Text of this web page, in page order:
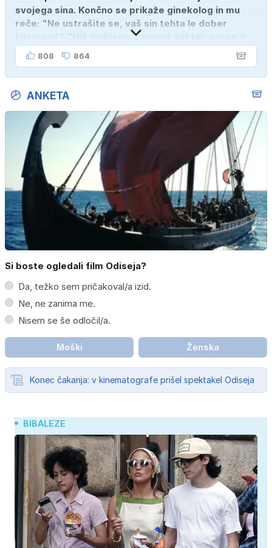
svojega sina. Končno se prikaže ginekolog in mu
reče: "Ne ustrašite se, vaš sin tehta le dober
kilogram!" "Nič čudnega, gospod doktor, saj se z
ženo poznava šele tri mesece."
808 864
ANKETA
Si boste ogledali film Odiseja?
Da, težko sem pričakoval/a izid.
Ne, ne zanima me.
Nisem se še odločil/a.
Moški Ženska
Konec čakanja: v kinematografe prišel spektakel Odiseja
BIBALEZE